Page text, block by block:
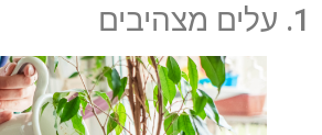
1. עלים מצהיבים